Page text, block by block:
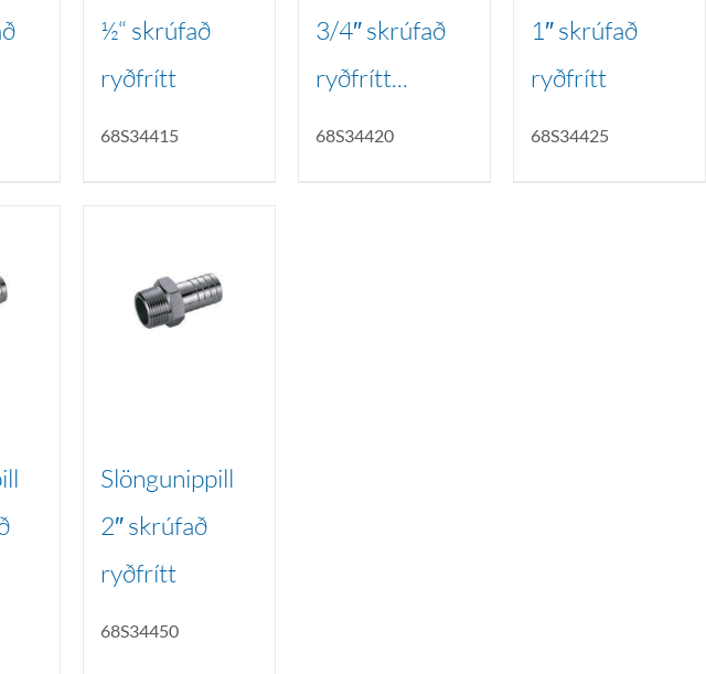
½“ skrúfað
ryðfrítt
68S34415
3/4″ skrúfað
ryðfrítt...
68S34420
1″ skrúfað
ryðfrítt
68S34425
Slöngunippill
2″ skrúfað
ryðfrítt
68S34450